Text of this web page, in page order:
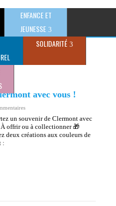
ENFANCE ET
JEUNESSE
SOLIDARITÉ
avec vous !
un souvenir de Clermont avec
À offrir ou à collectionner 🎁
deux créations aux couleurs de
: